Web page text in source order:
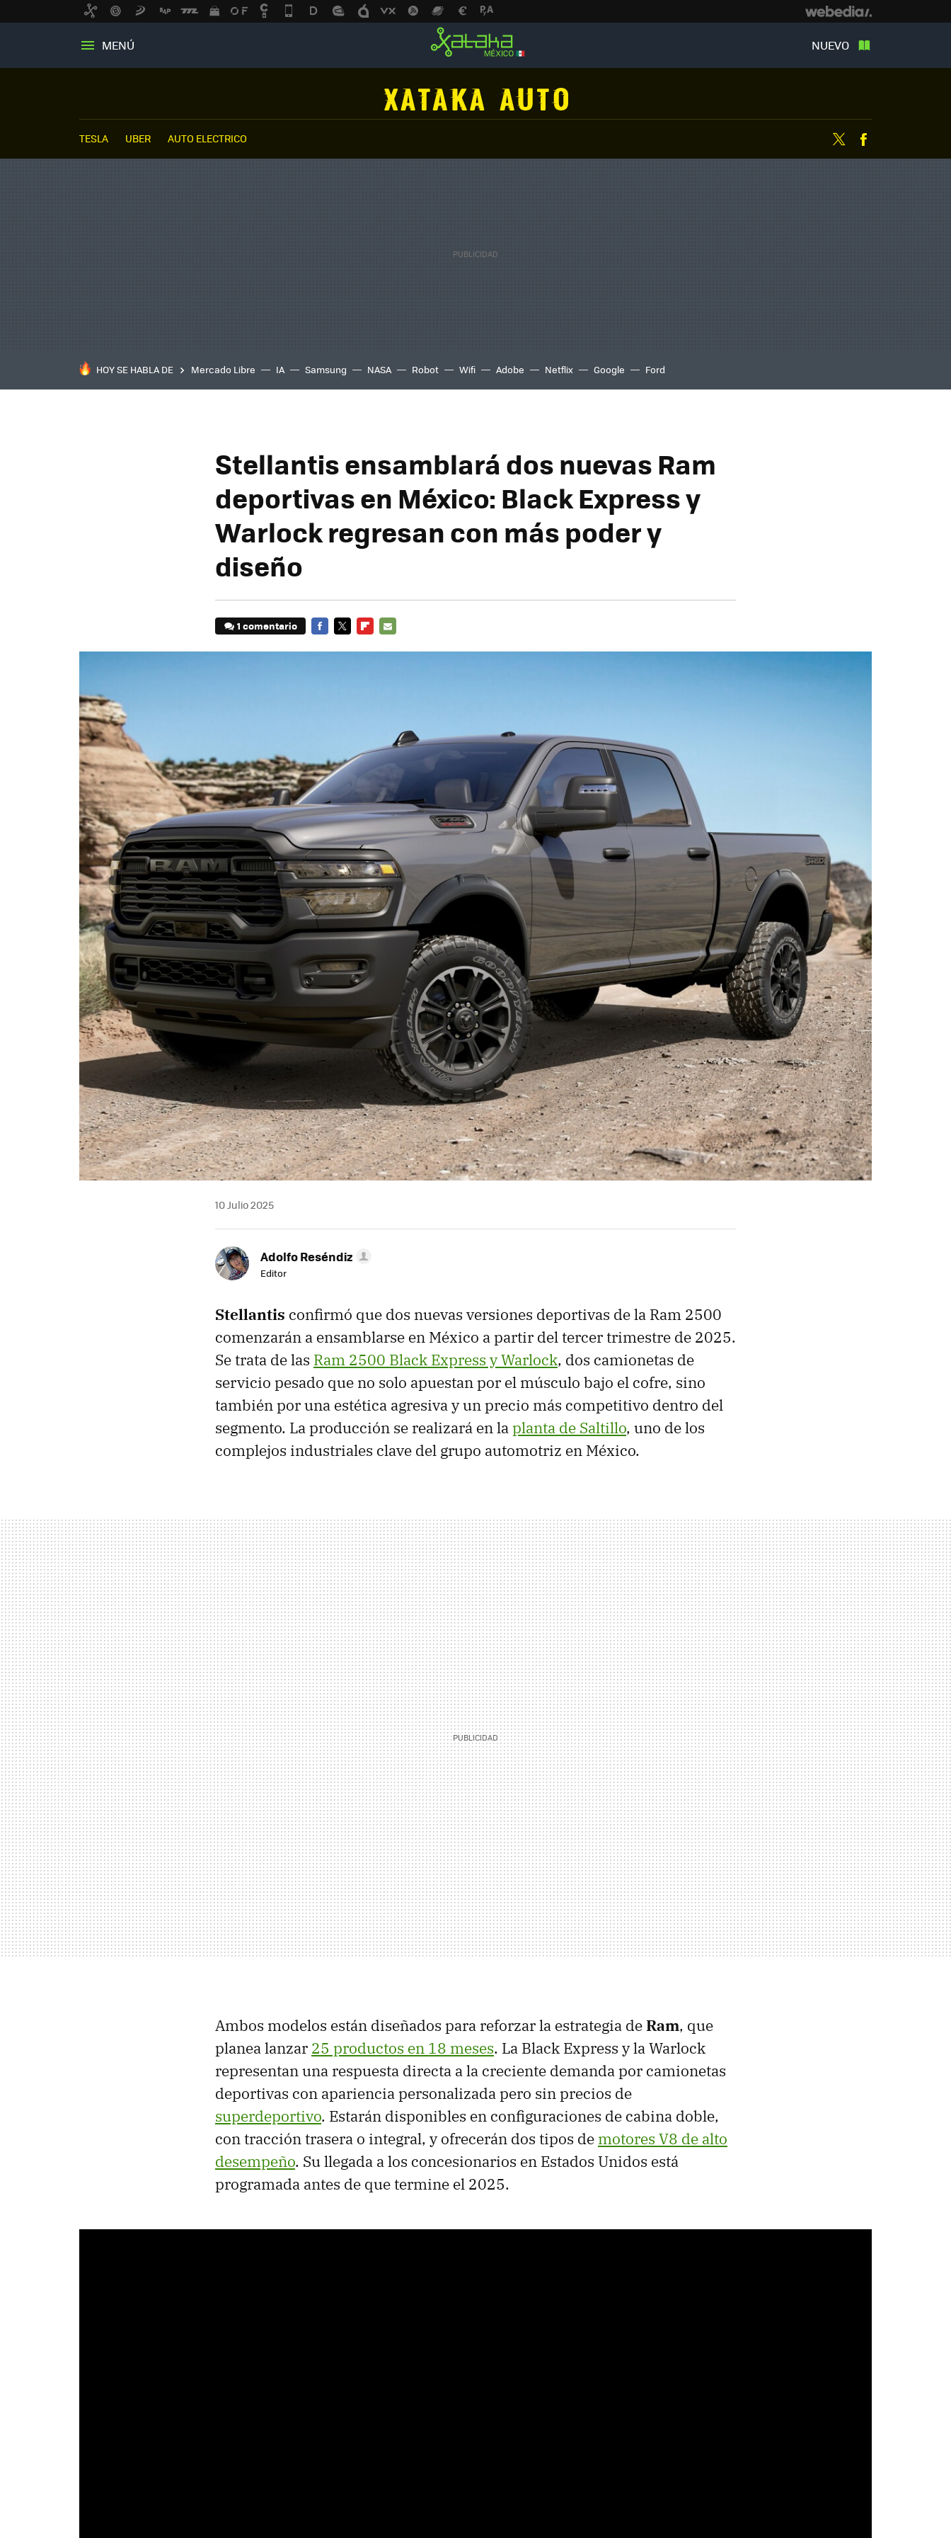
MENÚ NUEVO
TESLA UBER AUTO ELECTRICO Twitter
HOY SE HABLA DE Mercado Libre IA Samsung NASA Robot Wifi Adobe Netflix Google Ford
Stellantis ensamblará dos nuevas Ram
deportivas en México: Black Express y
Warlock regresan con más poder y
diseño
1 comentario
10 Julio 2025
Adolfo Reséndiz
Editor
Stellantis confirmó que dos nuevas versiones deportivas de la Ram 2500
comenzarán a ensamblarse en México a partir del tercer trimestre de 2025.
Se trata de las Ram 2500 Black Express y Warlock, dos camionetas de
servicio pesado que no solo apuestan por el músculo bajo el cofre, sino
también por una estética agresiva y un precio más competitivo dentro del
segmento. La producción se realizará en laplanta de Saltillo, uno de los
complejos industriales clave del grupo automotriz en México.
Ambos modelos están diseñados para reforzar la estrategia deRam, que
planea lanzar 25 productos en 18 meses. La Black Express y la Warlock
representan una respuesta directa a la creciente demanda por camionetas
deportivas con apariencia personalizada pero sin precios de
superdeportivo. Estarán disponibles en configuraciones de cabina doble,
con tracción trasera o integral, y ofrecerán dos tipos de motores V8 de alto
desempeño. Su llegada a los concesionarios en Estados Unidos está
programada antes de que termine el 2025.